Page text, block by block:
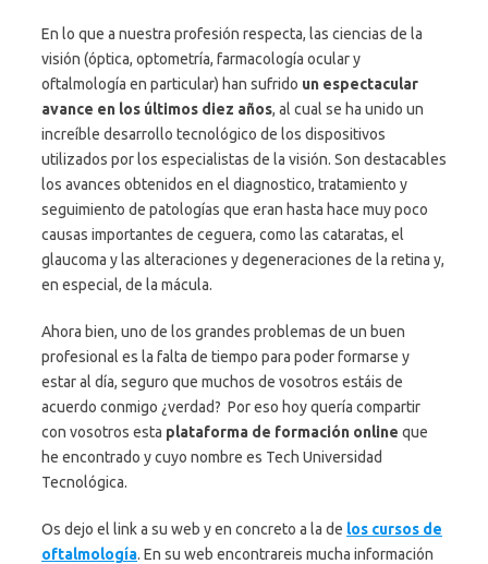
En lo que a nuestra profesión respecta, las ciencias de la
visión (óptica, optometría, farmacología ocular y
oftalmología en particular) han sufrido un espectacular
avance en los últimos diez años, al cual se ha unido un
increíble desarrollo tecnológico de los dispositivos
utilizados por los especialistas de la visión. Son destacables
los avances obtenidos en el diagnostico, tratamiento y
seguimiento de patologías que eran hasta hace muy poco
causas importantes de ceguera, como las cataratas, el
glaucoma y las alteraciones y degeneraciones de la retina y,
en especial, de la mácula.
Ahora bien, uno de los grandes problemas de un buen
profesional es la falta de tiempo para poder formarse y
estar al día, seguro que muchos de vosotros estáis de
acuerdo conmigo ¿verdad? Por eso hoy quería compartir
con vosotros esta plataforma de formación online que
he encontrado y cuyo nombre es Tech Universidad
Tecnológica.
Os dejo el link a su web y en concreto a la de los cursos de
oftalmología. En su web encontrareis mucha información